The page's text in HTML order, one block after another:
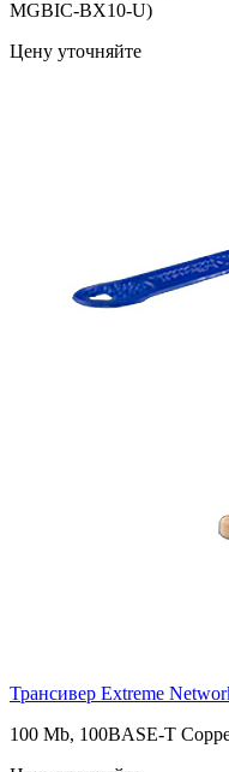
MGBIC-BX10-U)
Цену уточняйте
Трансивер Extreme
100 Mb, 100BASE-T